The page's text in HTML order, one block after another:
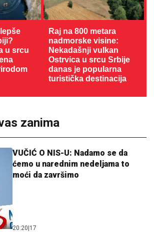
u srcu
Raj na 800 metara
nadmorske visine:
Nekadašnji vulkan
Ostrvica u srcu Srbije
danas je popularna
turistička destinacija
zanima
VUČIĆ O NIS-U: Nadamo se da
ćemo u narednim nedeljama to
moći da završimo
20:20 17